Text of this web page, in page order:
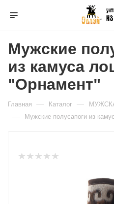
Мужские
из камуса
"Орнамент"
Главная — Каталог —
— Мужские полусапоги из